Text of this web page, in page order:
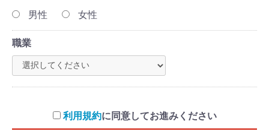
男性
女性
職業
利用規約に同意してお進みください